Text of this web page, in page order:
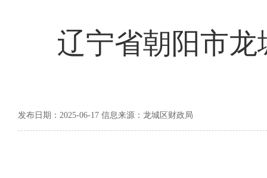
辽宁省朝阳市龙
发布日期：2025-06-17 信息来源：龙城区财政局